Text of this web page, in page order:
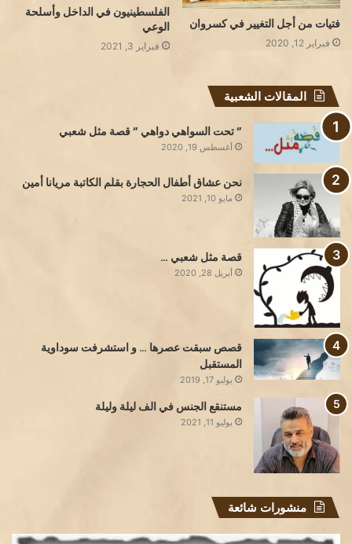
فتيات من أجل التغيير في كسروان
فبراير 12, 2020
الفلسطينيون في الداخل وأسلحة
الوعي
فبراير 3, 2021
المقالات الشعبية
” تحت السواهي دواهي ” قصة مثل شعبي
أغسطس 19, 2020
نحن عشاق أطفال الحجارة بقلم الكاتبة مريانا أمين
مايو 10, 2021
قصة مثل شعبي …
أبريل 28, 2020
قصص سبقت عصرها … و استشرفت سوداوية
المستقبل
يوليو 17, 2019
مستنقع الجنس في الف ليلة وليلة
يوليو 11, 2021
منشورات شائعة